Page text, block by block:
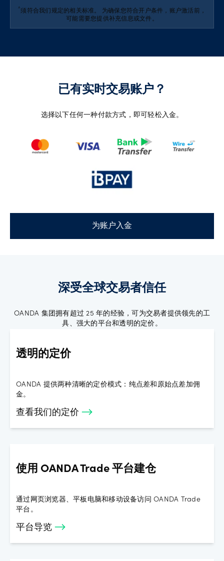
^须符合我们规定的相关标准。 为确保您符合开户条件，账户激活前，
可能需要您提供补充信息或文件。
已有实时交易账户？
选择以下任何一种付款方式，即可轻松入金。
为账户入金
深受全球交易者信任
OANDA 集团拥有超过 25 年的经验，可为交易者提供领先的工
具、强大的平台和透明的定价。
透明的定价
OANDA 提供两种清晰的定价模式：纯点差和原始点差加佣
金。
查看我们的定价
使用 OANDA Trade 平台建仓
通过网页浏览器、平板电脑和移动设备访问 OANDA Trade
平台。
平台导览